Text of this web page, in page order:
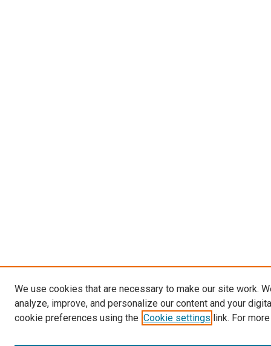
We use cookies that are necessary to make our site work.
analyze, improve, and personalize our content and your
cookie preferences using the Cookie settings link. For